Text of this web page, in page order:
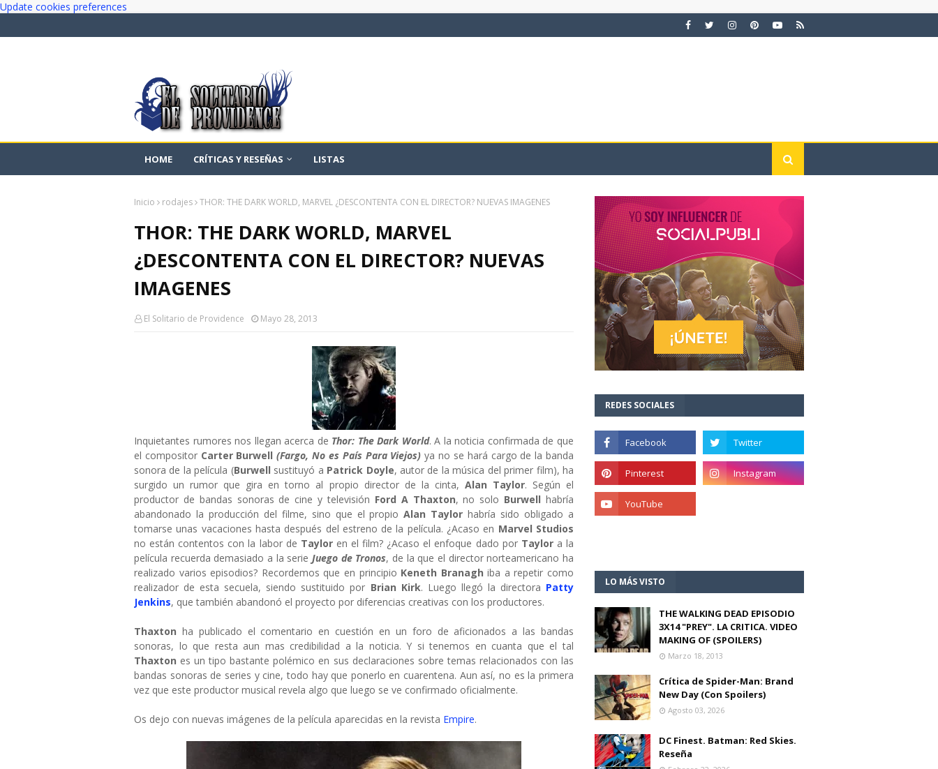
Update cookies preferences
HOME CRÍTICAS Y RESEÑAS LISTAS
Inicio rodajes THOR: THE DARK WORLD, MARVEL ¿DESCONTENTA CON EL DIRECTOR? NUEVAS IMAGENES
THOR: THE DARK WORLD, MARVEL
¿DESCONTENTA CON EL DIRECTOR? NUEVAS
IMAGENES
El Solitario de Providence Mayo 28, 2013
Inquietantes rumores nos llegan acerca de Thor: The Dark World. A la noticia confirmada de que
el compositor Carter Burwell(Fargo, No es País Para Viejos) ya no se hará cargo de la banda
sonora de la película (Burwell sustituyó a Patrick Doyle, autor de la música del primer film), ha
surgido un rumor que gira en torno al propio director de la cinta, Alan Taylor. Según el
productor de bandas sonoras de cine y televisión Ford A Thaxton, no solo Burwellhabría
abandonado la producción del filme, sino que el propioAlan Taylorhabría sido obligado a
tomarse unas vacaciones hasta después del estreno de la película. ¿Acaso en Marvel Studios
no están contentos con la labor de Taylor en el film? ¿Acaso el enfoque dado por Taylor a la
película recuerda demasiado a la serie Juego de Tronos, de la que el director norteamericano ha
realizado varios episodios? Recordemos que en principio Keneth Branaghiba a repetir como
realizador de esta secuela, siendo sustituido por Brian Kirk. Luego llegó la directora Patty
Jenkins, que también abandonó el proyecto por diferencias creativas con los productores.
Thaxton ha publicado el comentario en cuestión en un foro de aficionados a las bandas
sonoras, lo que resta aun mas credibilidad a la noticia. Y si tenemos en cuanta que el tal
Thaxton es un tipo bastante polémico en sus declaraciones sobre temas relacionados con las
bandas sonoras de series y cine, todo hay que ponerlo en cuarentena. Aun así, no es la primera
vez que este productor musical revela algo que luego se ve confirmado oficialmente.
Os dejo con nuevas imágenes de la película aparecidas en la revista Empire.
REDES SOCIALES
LO MÁS VISTO
THE WALKING DEAD EPISODIO
3X14 "PREY". LA CRITICA. VIDEO
MAKING OF (SPOILERS)
Marzo 18, 2013
Crítica de Spider-Man: Brand
New Day (Con Spoilers)
Agosto 03, 2026
DC Finest. Batman: Red Skies.
Reseña